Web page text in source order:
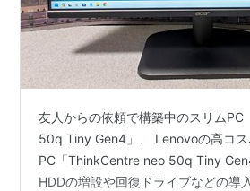
友人からの依頼で構築中のスリム
50q Tiny Gen4」、 Lenovoの高コス
PC「ThinkCentre neo 50q Tiny
HDDの増設や回復ドライブなどの導